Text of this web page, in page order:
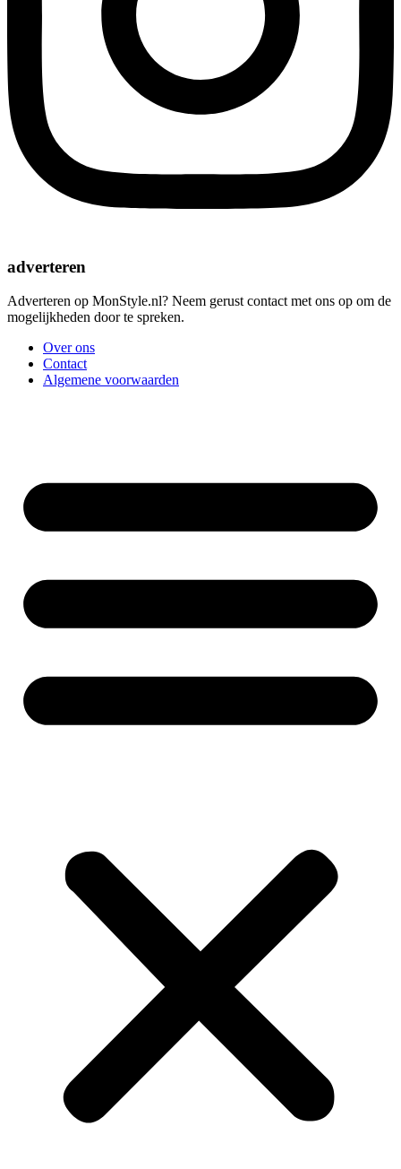
adverteren
Adverteren op MonStyle.nl? Neem gerust contact met ons op om de
mogelijkheden door te spreken.
Over ons
Contact
Algemene voorwaarden